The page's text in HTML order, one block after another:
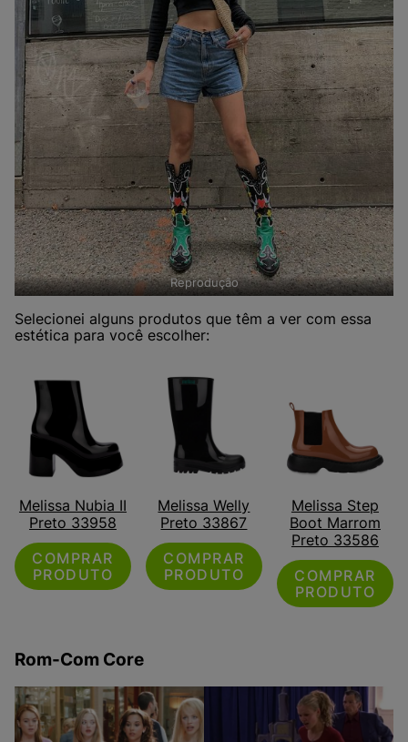
Reprodução
Selecionei alguns produtos que têm a ver com essa
estética para você escolher:
Melissa Nubia II
Preto 33958
COMPRAR
PRODUTO
Melissa Welly
Preto 33867
COMPRAR
PRODUTO
Melissa Step
Boot Marrom
Preto 33586
COMPRAR
PRODUTO
Rom-Com Core